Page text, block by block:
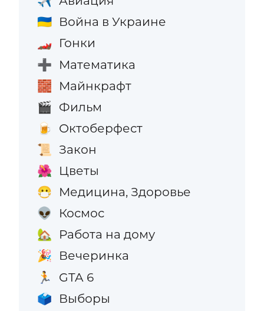
🇺🇦 Война в Украине
🏎️ Гонки
➕ Математика
🧱 Майнкрафт
🎬 Фильм
🍺 Октоберфест
📜 Закон
🌺 Цветы
😷 Медицина, Здоровье
👽 Космос
🏡 Работа на дому
🎉 Вечеринка
🏃 GTA 6
🗳️ Выборы